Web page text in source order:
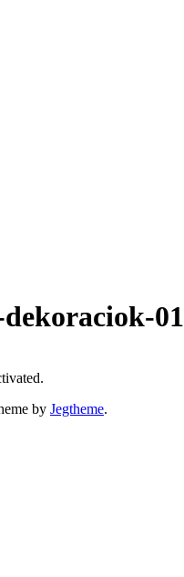
01
by Jegtheme.